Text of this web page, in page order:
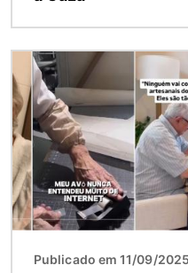
Imagem
Publicado em 11/09/